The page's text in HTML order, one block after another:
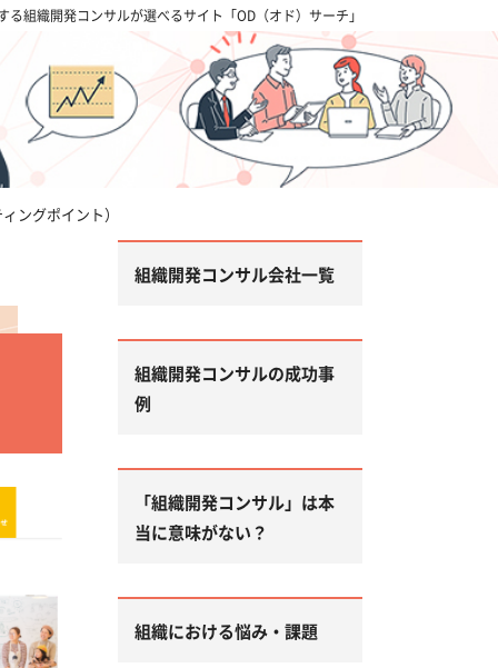
る組織開発コンサルが選べるサイト「OD（オド）サーチ」
ングポイント）
組織開発コンサル会社一覧
組織開発コンサルの成功事
例
「組織開発コンサル」は本
当に意味がない？
組織における悩み・課題